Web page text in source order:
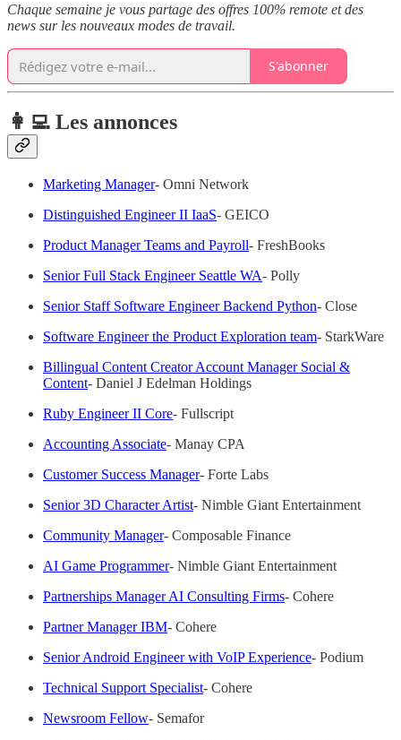
Chaque semaine je vous partage des offres 100% remote et des
news sur les nouveaux modes de travail.
S'abonner
👩‍💻 Les annonces
Marketing Manager- Omni Network
Distinguished Engineer II IaaS- GEICO
Product Manager Teams and Payroll- FreshBooks
Senior Full Stack Engineer Seattle WA- Polly
Senior Staff Software Engineer Backend Python- Close
Software Engineer the Product Exploration team- StarkWare
Billingual Content Creator Account Manager Social &
Content- Daniel J Edelman Holdings
Ruby Engineer II Core- Fullscript
Accounting Associate- Manay CPA
Customer Success Manager- Forte Labs
Senior 3D Character Artist- Nimble Giant Entertainment
Community Manager- Composable Finance
AI Game Programmer- Nimble Giant Entertainment
Partnerships Manager AI Consulting Firms- Cohere
Partner Manager IBM- Cohere
Senior Android Engineer with VoIP Experience- Podium
Technical Support Specialist- Cohere
Newsroom Fellow- Semafor